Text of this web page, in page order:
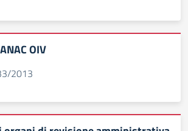
OIV
2013